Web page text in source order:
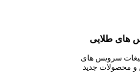
های طلایی
سرویس های
و محصولات جدید